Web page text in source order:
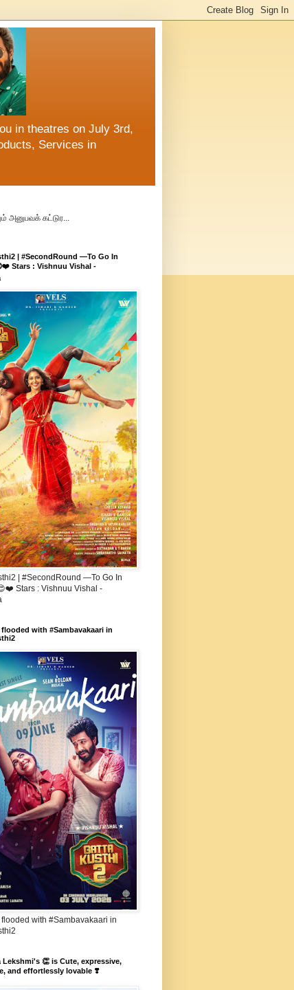
in theatres on July 3rd,
Services in
அனுபவக் கட்டுர...
| #SecondRound —To Go In
Stars : Vishnuu Vishal -
| #SecondRound —To Go In
Stars : Vishnuu Vishal -
flooded with #Sambavakaari in
flooded with #Sambavakaari in
Lekshmi's 👏 is Cute, expressive,
and effortlessly lovable ❣️